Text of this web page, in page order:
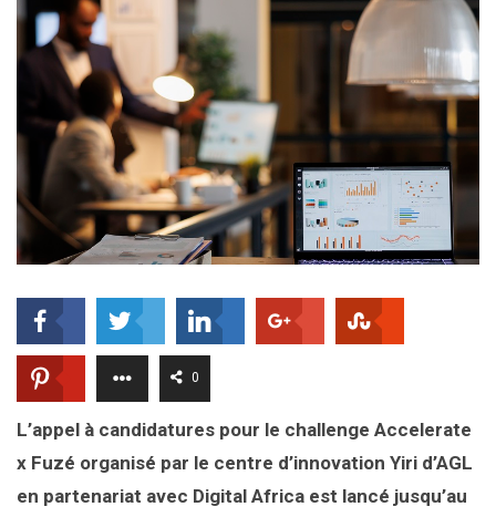
0
L’appel à candidatures pour le challenge Accelerate
x Fuzé organisé par le centre d’innovation Yiri d’AGL
en partenariat avec Digital Africa est lancé jusqu’au